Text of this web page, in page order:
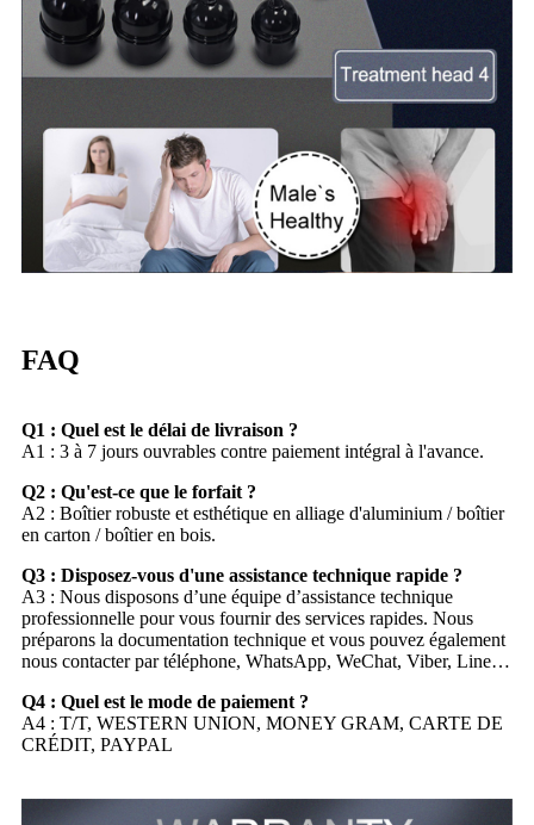
FAQ
Q1 : Quel est le délai de livraison ?
A1 : 3 à 7 jours ouvrables contre paiement intégral à l'avance.
Q2 : Qu'est-ce que le forfait ?
A2 : Boîtier robuste et esthétique en alliage d'aluminium / boîtier
en carton / boîtier en bois.
Q3 : Disposez-vous d'une assistance technique rapide ?
A3 : Nous disposons d’une équipe d’assistance technique
professionnelle pour vous fournir des services rapides. Nous
préparons la documentation technique et vous pouvez également
nous contacter par téléphone, WhatsApp, WeChat, Viber, Line…
Q4 : Quel est le mode de paiement ?
A4 : T/T, WESTERN UNION, MONEY GRAM, CARTE DE
CRÉDIT, PAYPAL